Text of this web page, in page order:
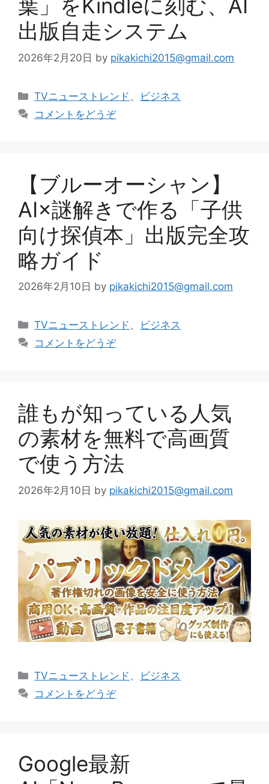
葉」をKindleに刻む、AI
出版自走システム
2026年2月20日 by pikakichi2015@gmail.com
カ
TVニューストレンド 、
ビジネス
コメントをどうぞ
【ブルーオーシャン】
AI×謎解きで作る「子供
向け探偵本」出版完全攻
略ガイド
2026年2月10日 by pikakichi2015@gmail.com
カ
テ
TVニューストレンド 、
ビジネス
コメントをどうぞ
誰もが知っている人気
の素材を無料で高画質
で使う方法
2026年2月10日 by pikakichi2015@gmail.com
カ
TVニューストレンド 、
ビジネス
コメントをどうぞ
Google最新